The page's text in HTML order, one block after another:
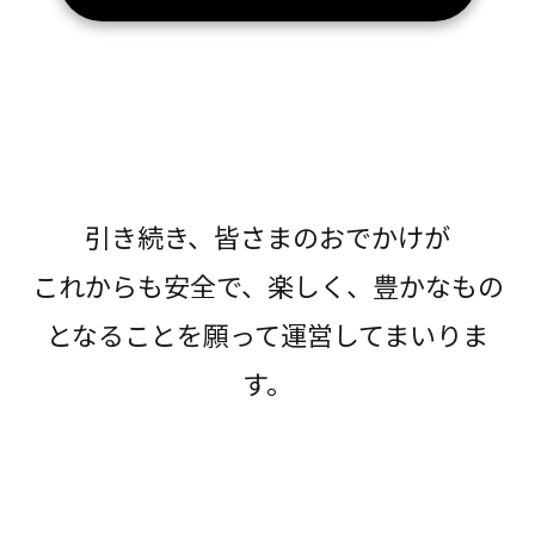
引き続き、皆さまのおでかけが
これからも安全で、楽しく、豊かなもの
となることを願って運営してまいりま
す。